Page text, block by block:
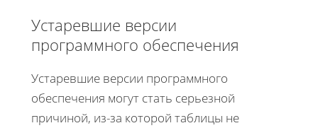
Устаревшие версии
программного обеспечения
Устаревшие версии программного
обеспечения могут стать серьезной
причиной, из-за которой таблицы не